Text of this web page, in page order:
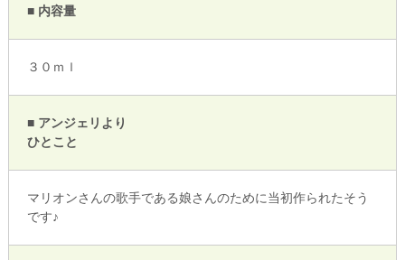
■ 内容量
３０ｍｌ
■ アンジェリより
ひとこと
マリオンさんの歌手である娘さんのために当初作られたそう
です♪